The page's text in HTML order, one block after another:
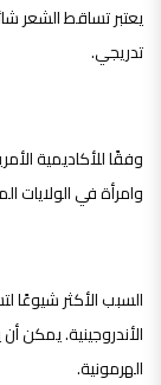
يعتبر تساقط الشعر
تدريجي.
وامرأة في
السبب الأكثر شيوعًا
الأندروجينية. يمكن
الهرمونية.